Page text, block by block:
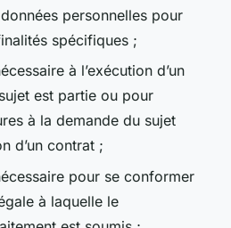
personnelles pour
spécifiques ;
à l’exécution d’un
est partie ou pour
à la demande du sujet
d’un contrat ;
pour se conformer
à laquelle le